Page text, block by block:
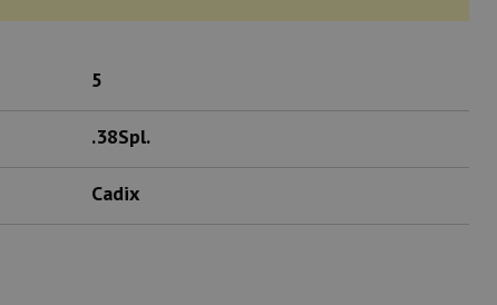
5
.38Spl.
Cadix